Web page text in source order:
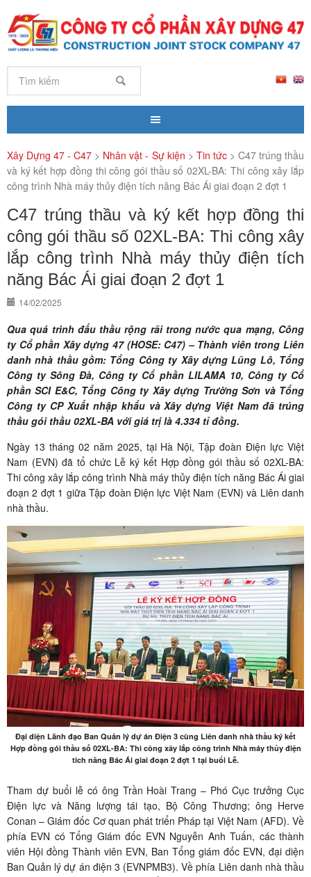
Xây Dựng 47 - C47 > Nhân vật - Sự kiện > Tin tức> C47 trúng thầu
và ký kết hợp đồng thi công gói thầu số 02XL-BA: Thi công xây lắp
công trình Nhà máy thủy điện tích năng Bác Ái giai đoạn 2 đợt 1
C47 trúng thầu và ký kết hợp đồng thi
công gói thầu số 02XL-BA: Thi công xây
lắp công trình Nhà máy thủy điện tích
năng Bác Ái giai đoạn 2 đợt 1
14/02/2025
Qua quá trình đấu thầu rộng rãi trong nước qua mạng, Công
ty Cổ phần Xây dựng 47 (HOSE: C47) – Thành viên trong Liên
danh nhà thầu gồm: Tổng Công ty Xây dựng Lũng Lô, Tổng
Công ty Sông Đà, Công ty Cổ phần LILAMA 10, Công ty Cổ
phần SCI E&C, Tổng Công ty Xây dựng Trường Sơn và Tổng
Công ty CP Xuất nhập khẩu và Xây dựng Việt Nam đã trúng
thầu gói thầu 02XL-BA với giá trị là 4.334 tỉ đồng.
Ngày 13 tháng 02 năm 2025, tại Hà Nội, Tập đoàn Điện lực Việt
Nam (EVN) đã tổ chức Lễ ký kết Hợp đồng gói thầu số 02XL-BA:
Thi công xây lắp công trình Nhà máy thủy điện tích năng Bác Ái giai
đoạn 2 đợt 1 giữa Tập đoàn Điện lực Việt Nam (EVN) và Liên danh
nhà thầu.
Đại diện Lãnh đạo Ban Quản lý dự án Điện 3 cùng Liên danh nhà thầu ký kết
Hợp đồng gói thầu số 02XL-BA: Thi công xây lắp công trình Nhà máy thủy điện
tích năng Bác Ái giai đoạn 2 đợt 1 tại buổi Lễ.
Tham dự buổi lễ có ông Trần Hoài Trang – Phó Cục trưởng Cục
Điện lực và Năng lượng tái tạo, Bộ Công Thương; ông Herve
Conan – Giám đốc Cơ quan phát triển Pháp tại Việt Nam (AFD). Về
phía EVN có Tổng Giám đốc EVN Nguyễn Anh Tuấn, các thành
viên Hội đồng Thành viên EVN, Ban Tổng giám đốc EVN, đại diện
Ban Quản lý dự án điện 3 (EVNPMB3). Về phía Liên danh nhà thầu